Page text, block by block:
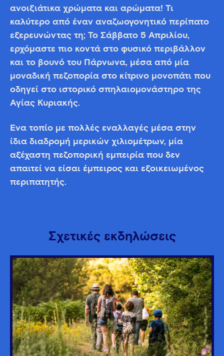
ανοιξιάτικα χρώματα και αρώματα! Τι
καλύτερο από έναν αναζωογονητικό περίπατο
εξερευνώντας τη; Το Σάββατο 5 Απριλίου,
ερχόμαστε πιο κοντά στο φυσικό περιβάλλον
και το βουνό του Πάρνωνα, μέσα από μία
μοναδική πεζοπορία στο κίτρινο μονοπάτι που
οδηγεί στο ιστορικό σπηλαιομονάστηρο της
Αγίας Κυριακής.
Ένα τοπίο με πολλές εναλλαγές μέσα στην
ίδια διαδρομή μερικών χιλιομέτρων, μία
αξέχαστη πεζοπορική εμπειρία που δεν
απαιτεί να είσαι έμπειρος και εξοικειωμένος
περιπατητής.
Σχετικές εκδηλώσεις